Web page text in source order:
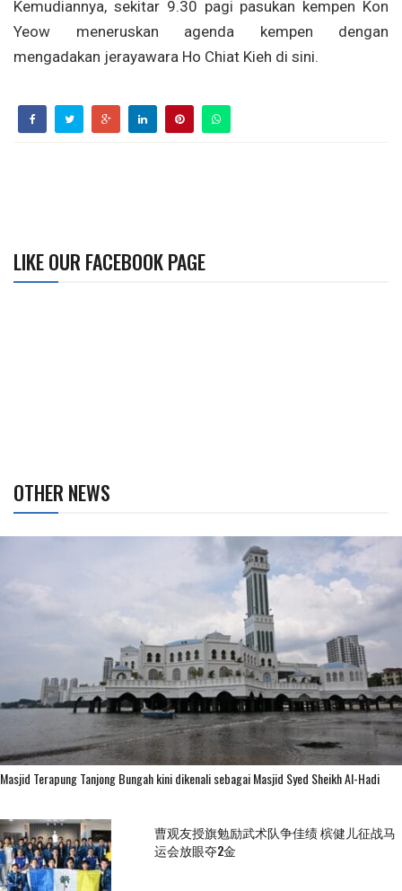
Kemudiannya, sekitar 9.30 pagi pasukan kempen Kon
Yeow meneruskan agenda kempen dengan
mengadakan jerayawara Ho Chiat Kieh di sini.
LIKE OUR FACEBOOK PAGE
OTHER NEWS
Masjid Terapung Tanjong Bungah kini dikenali sebagai Masjid Syed Sheikh Al-Hadi
曹观友授旗勉励武术队争佳绩 槟健儿征战马
运会放眼夺2金